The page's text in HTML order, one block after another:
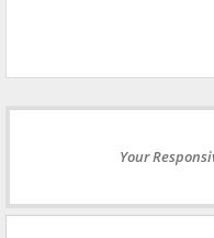
Your